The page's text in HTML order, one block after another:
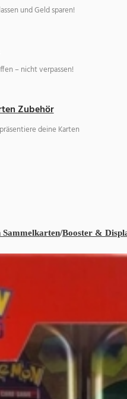
und Geld sparen!
– nicht verpassen!
Zubehör
deine Karten
Sammelkarten/Booster &